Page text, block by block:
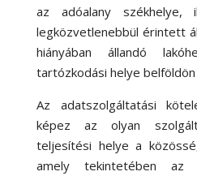
az adóalany székhelye,
legközvetlenebbül érintett
hiányában állandó
tartózkodási helye belföldön
Az adatszolgáltatási
képez az olyan
teljesítési helye a
amely tekintetében az